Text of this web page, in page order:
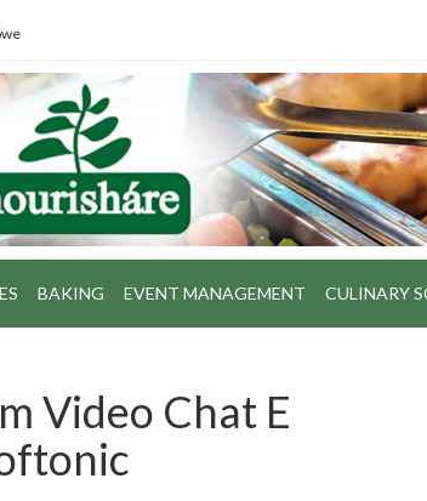
BAKING EVENT MANAGEMENT CULINARY
Video Chat E